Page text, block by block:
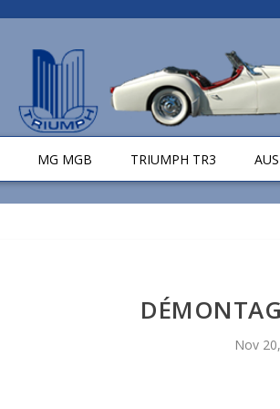
MG MGB TRIUMPH TR3
Nov